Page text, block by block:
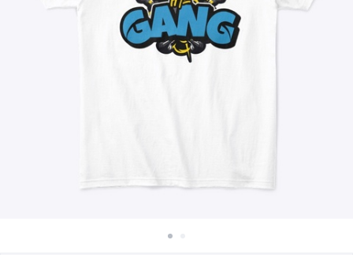
Venda em todo lugar